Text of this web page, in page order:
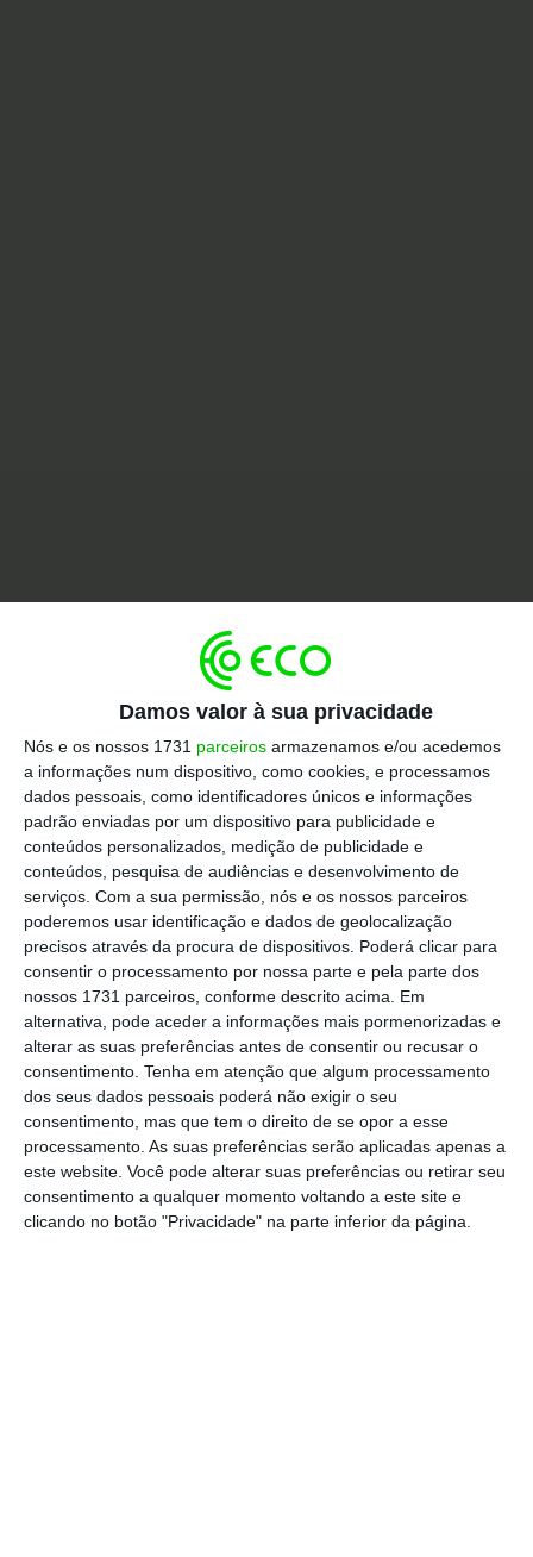
Damos valor à sua privacidade
Nós e os nossos 1731 parceiros armazenamos e/ou acedemos
a informações num dispositivo, como cookies, e processamos
dados pessoais, como identificadores únicos e informações
padrão enviadas por um dispositivo para publicidade e
conteúdos personalizados, medição de publicidade e
conteúdos, pesquisa de audiências e desenvolvimento de
serviços. Com a sua permissão, nós e os nossos parceiros
poderemos usar identificação e dados de geolocalização
precisos através da procura de dispositivos. Poderá clicar para
consentir o processamento por nossa parte e pela parte dos
nossos 1731 parceiros, conforme descrito acima. Em
alternativa, pode aceder a informações mais pormenorizadas e
alterar as suas preferências antes de consentir ou recusar o
consentimento. Tenha em atenção que algum processamento
dos seus dados pessoais poderá não exigir o seu
consentimento, mas que tem o direito de se opor a esse
processamento. As suas preferências serão aplicadas apenas a
este website. Você pode alterar suas preferências ou retirar seu
consentimento a qualquer momento voltando a este site e
clicando no botão "Privacidade" na parte inferior da página.